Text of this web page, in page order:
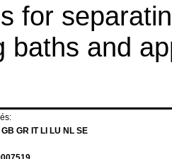
for
baths and
GR IT LI LU NL SE